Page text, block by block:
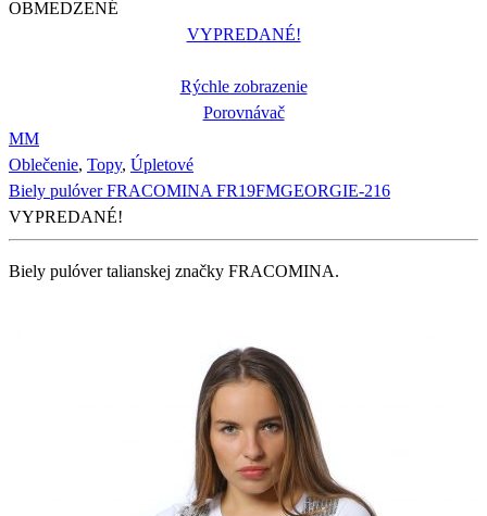
OBMEDZENÉ
VYPREDANÉ!
Rýchle zobrazenie
Porovnávač
MM
Oblečenie, Topy, Úpletové
Biely pulóver FRACOMINA FR19FMGEORGIE-216
VYPREDANÉ!
Biely pulóver talianskej značky FRACOMINA.